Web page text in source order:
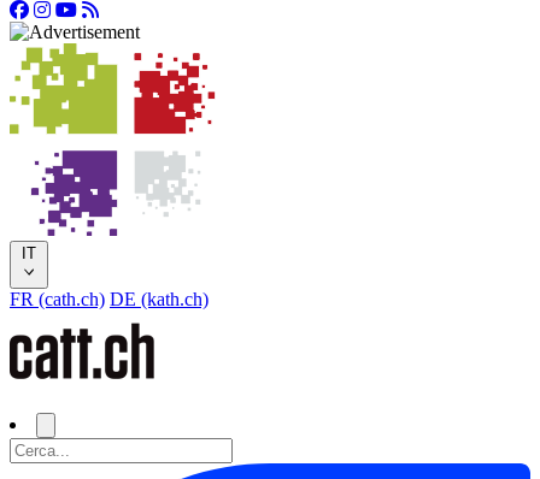
IT
FR (cath.ch) DE (kath.ch)